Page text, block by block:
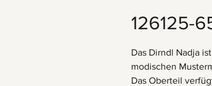
126125-
Das Dirndl Nadja
modischen
Das Oberteil